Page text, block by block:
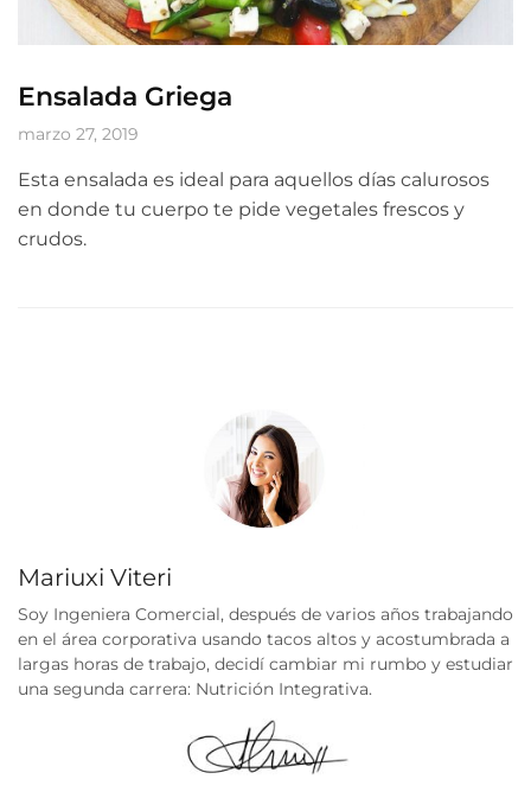
Ensalada Griega
marzo 27, 2019
Esta ensalada es ideal para aquellos días calurosos
en donde tu cuerpo te pide vegetales frescos y
crudos.
Mariuxi Viteri
Soy Ingeniera Comercial, después de varios años trabajando
en el área corporativa usando tacos altos y acostumbrada a
largas horas de trabajo, decidí cambiar mi rumbo y estudiar
una segunda carrera: Nutrición Integrativa.